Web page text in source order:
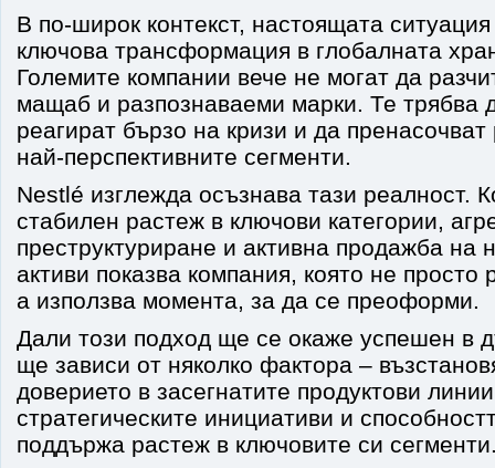
В по-широк контекст, настоящата
ключова трансформация в глобалната
Големите компании вече не могат да
мащаб и разпознаваеми марки. Те трябва
реагират бързо на кризи и да
най-перспективните сегменти.
Nestlé изглежда осъзнава тази реалност.
стабилен растеж в ключови категории,
преструктуриране и активна продажба на
активи показва компания, която не просто
а използва момента, за да се преоформи.
Дали този подход ще се окаже успешен в
ще зависи от няколко фактора –
доверието в засегнатите продуктови
стратегическите инициативи и
поддържа растеж в ключовите си